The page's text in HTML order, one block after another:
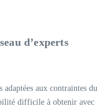
d’experts
adaptées aux contraintes du
difficile à obtenir avec